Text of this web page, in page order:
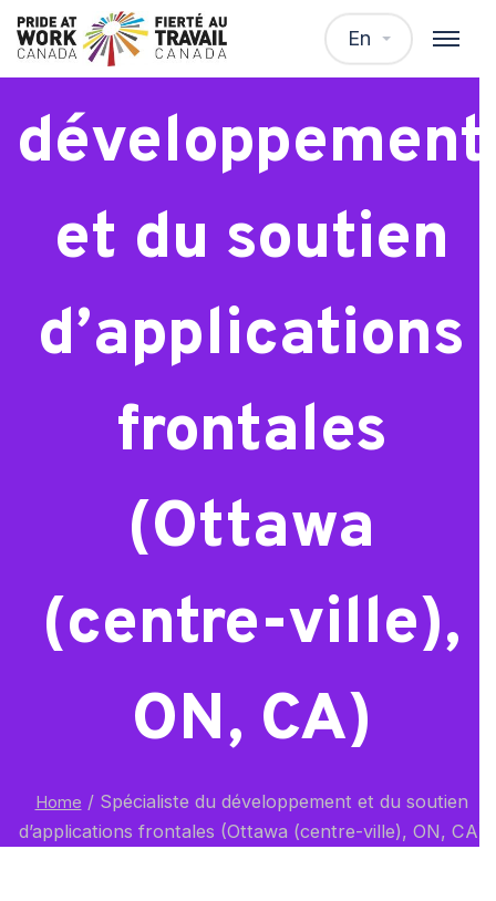
En
Spécialiste du
développement
et du soutien
d’applications
frontales
(Ottawa
(centre-ville),
ON, CA)
Home /Spécialiste du développement et du soutien
d’applications frontales (Ottawa (centre-ville), ON, CA)